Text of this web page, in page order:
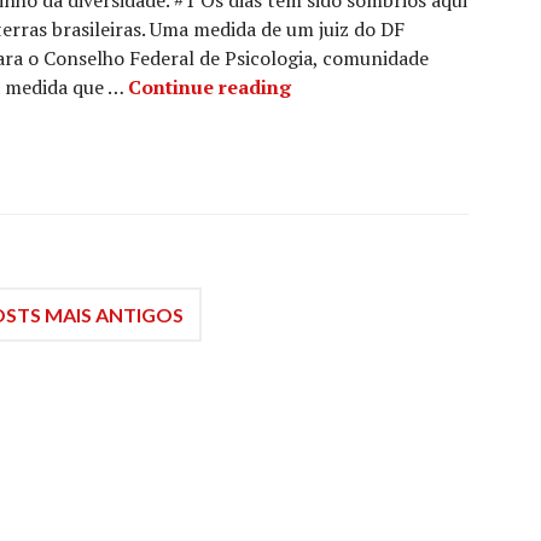
brasileiras. Uma medida de um juiz do DF
o Conselho Federal de Psicologia, comunidade
que … Continue readingO Beco Indica #14
MAIS ANTIGOS